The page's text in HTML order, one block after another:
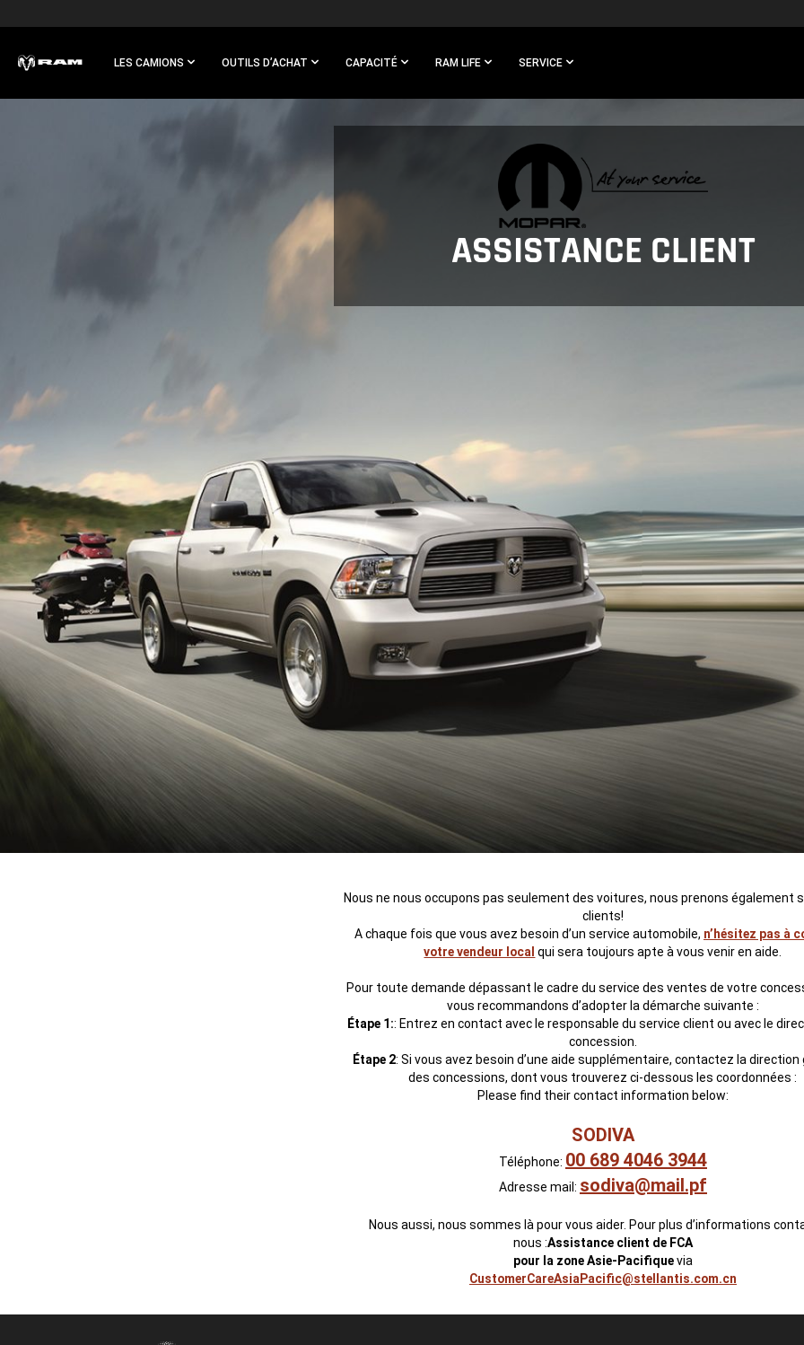
LES CAMIONS OUTILS D’ACHAT CAPACITÉ RAM LIFE SERVICE
ASSISTANCE CLIENT
Nous ne nous occupons pas seulement des voitures, nous prenons également
clients!
A chaque fois que vous avez besoin d’un service automobile, n’hésitez pas à
votre vendeur local qui sera toujours apte à vous venir en aide.
Pour toute demande dépassant le cadre du service des ventes de votre
vous recommandons d’adopter la démarche suivante :
Étape 1:: Entrez en contact avec le responsable du service client ou avec le
concession.
Étape 2: Si vous avez besoin d’une aide supplémentaire, contactez la direction
des concessions, dont vous trouverez ci-dessous les coordonnées :
Please find their contact information below:
SODIVA
Téléphone: 00 689 4046 3944
Adresse mail: sodiva@mail.pf
Nous aussi, nous sommes là pour vous aider. Pour plus d’informations
nous :Assistance client de FCA
pour la zone Asie-Pacifiquevia
CustomerCareAsiaPacific@stellantis.com.cn